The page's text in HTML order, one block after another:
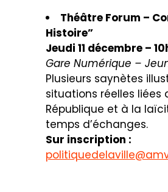
Théâtre Forum –
Histoire”
Jeudi 11 décembre –
Gare Numérique –
Plusieurs saynètes
situations réelles liées
République et à la
temps d’échanges.
Sur inscription :